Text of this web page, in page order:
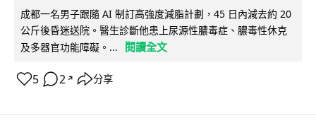
成都一名男子跟隨 AI 制訂高強度減脂計劃，45 日內減去約 20
公斤後昏迷送院。醫生診斷他患上尿源性膿毒症、膿毒性休克
及多器官功能障礙。...
閱讀全文
5 2 ↗ 分享